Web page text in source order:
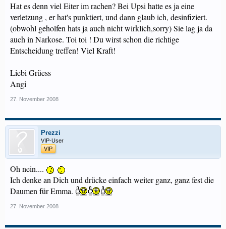
Hat es denn viel Eiter im rachen? Bei Upsi hatte es ja eine
verletzung , er hat's punktiert, und dann glaub ich, desinfiziert.
(obwohl geholfen hats ja auch nicht wirklich,sorry) Sie lag ja da
auch in Narkose. Toi toi ! Du wirst schon die richtige
Entscheidung treffen! Viel Kraft!
Liebi Grüess
Angi
27. November 2008
Prezzi
VIP-User
VIP
Oh nein....
Ich denke an Dich und drücke einfach weiter ganz, ganz fest die
Daumen für Emma.
27. November 2008